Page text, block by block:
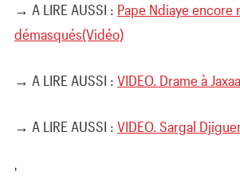
→ A LIRE AUSSI : Pape Ndiaye encore
démasqués(Vidéo)
→ A LIRE AUSSI : VIDEO. Drame à
→ A LIRE AUSSI : VIDEO. Sargal
'